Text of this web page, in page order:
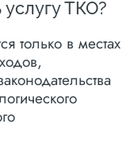
ТКО?
только в местах